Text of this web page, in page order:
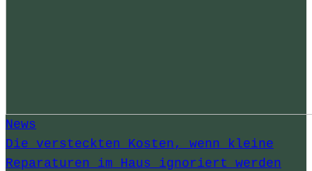
News
Die versteckten Kosten, wenn kleine
Reparaturen im Haus ignoriert werden